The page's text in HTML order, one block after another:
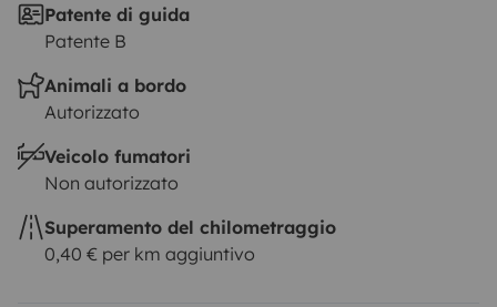
Patente di guida
Patente B
Animali a bordo
Autorizzato
Veicolo fumatori
Non autorizzato
Superamento del chilometraggio
0,40 € per km aggiuntivo